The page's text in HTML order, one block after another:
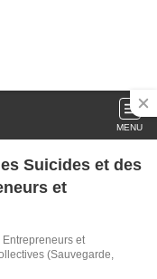
MENU
Suicides et des
et
et
(Sauvegarde,